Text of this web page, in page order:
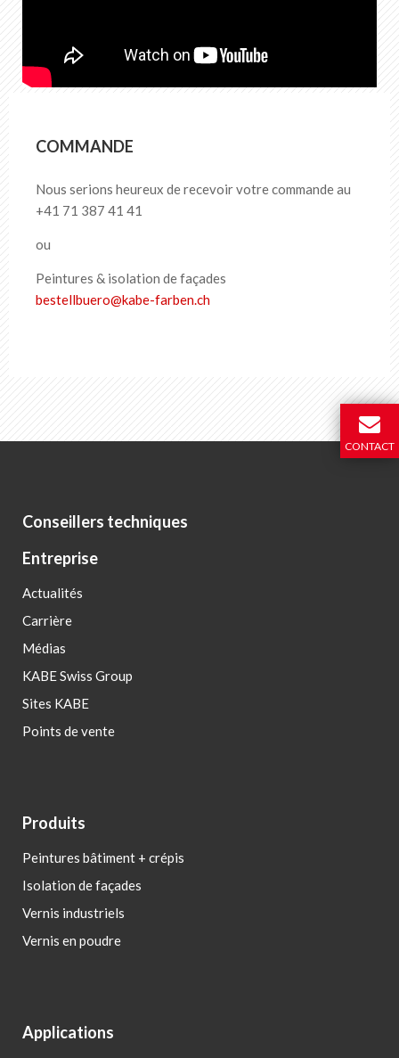
COMMANDE
Nous serions heureux de recevoir votre commande au
+41 71 387 41 41
ou
Peintures & isolation de façades
bestellbuero@kabe-farben.ch
Conseillers techniques
Entreprise
Actualités
Carrière
Médias
KABE Swiss Group
Sites KABE
Points de vente
Produits
Peintures bâtiment + crépis
Isolation de façades
Vernis industriels
Vernis en poudre
Applications
CONTACT